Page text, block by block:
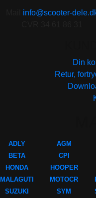
info@scooter-
Din
Retur,
ADLY
BETA
HONDA
MALAGUTI
SUZUKI
AGM
CPI
HOOPER
MOTOCR
SYM